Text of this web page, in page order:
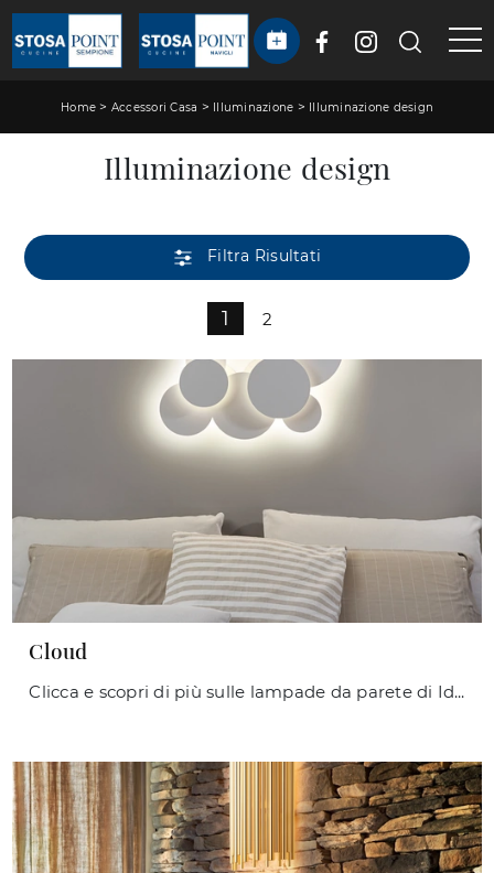
Home > Accessori Casa > Illuminazione > Illuminazione design
Illuminazione design
Filtra Risultati
1 2
Cloud
Clicca e scopri di più sulle lampade da parete di Ideal Lux: il modello Cloud in metallo ti sta aspettando!